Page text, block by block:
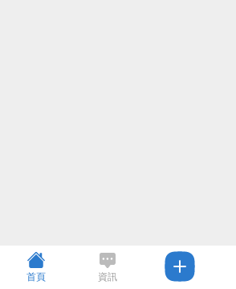
首頁 資訊